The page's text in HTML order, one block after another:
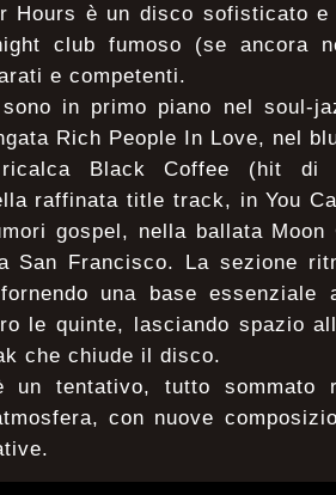
Hours è un disco sofisticato e
club fumoso (se ancora
e competenti.
in primo piano nel soul-
Rich People In Love, nel
Black Coffee (hit di
raffinata title track, in You
gospel, nella ballata
San Francisco. La sezione
una base essenziale
le quinte, lasciando spazio
che chiude il disco.
un tentativo, tutto sommato
con nuove